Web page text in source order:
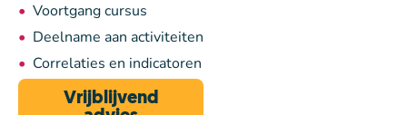
Voortgang cursus
Deelname aan activiteiten
Correlaties en indicatoren
Vrijblijvend